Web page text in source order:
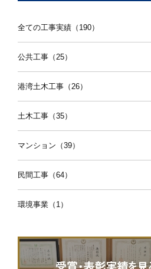
全ての工事実績（190）
公共工事（25）
港湾土木工事（26）
土木工事（35）
マンション（39）
民間工事（64）
環境事業（1）